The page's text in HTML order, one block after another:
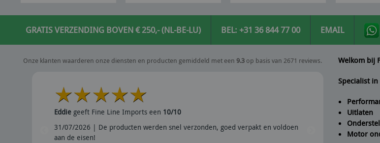
GRATIS VERZENDING BOVEN € 250,- (NL-BE-LU) BEL: +31 36 844 77 00 EMAIL
Onze klanten waarderen onze diensten en producten gemiddeld met een 9.3 op basis van 2671 reviews.
Eddiegeeft Fine Line Imports een 10/10
31/07/2026 | De producten werden snel verzonden, goed verpakt en voldoen
aan de eisen!
Peter
28/07/
aanrader
Welkom bij
Specialist
Uitlaten
Onderstel
Motor